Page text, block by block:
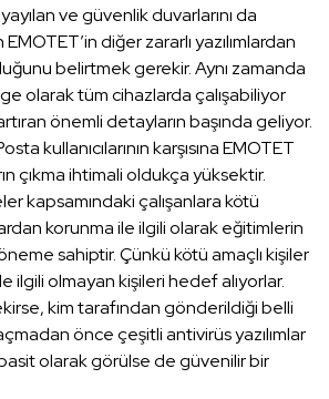
ve güvenlik duvarlarını da
diğer zararlı yazılımlardan
belirtmek gerekir. Aynı zamanda
olarak tüm cihazlarda çalışabiliyor
önemli detayların başında geliyor.
kullanıcılarının karşısına EMOTET
çıkma ihtimali oldukça yüksektir.
kapsamındaki çalışanlara kötü
korunma ile ilgili olarak eğitimlerin
sahiptir. Çünkü kötü amaçlı kişiler
ilgili olmayan kişileri hedef alıyorlar.
kim tarafından gönderildiği belli
önce çeşitli antivirüs yazılımlar
olarak görülse de güvenilir bir